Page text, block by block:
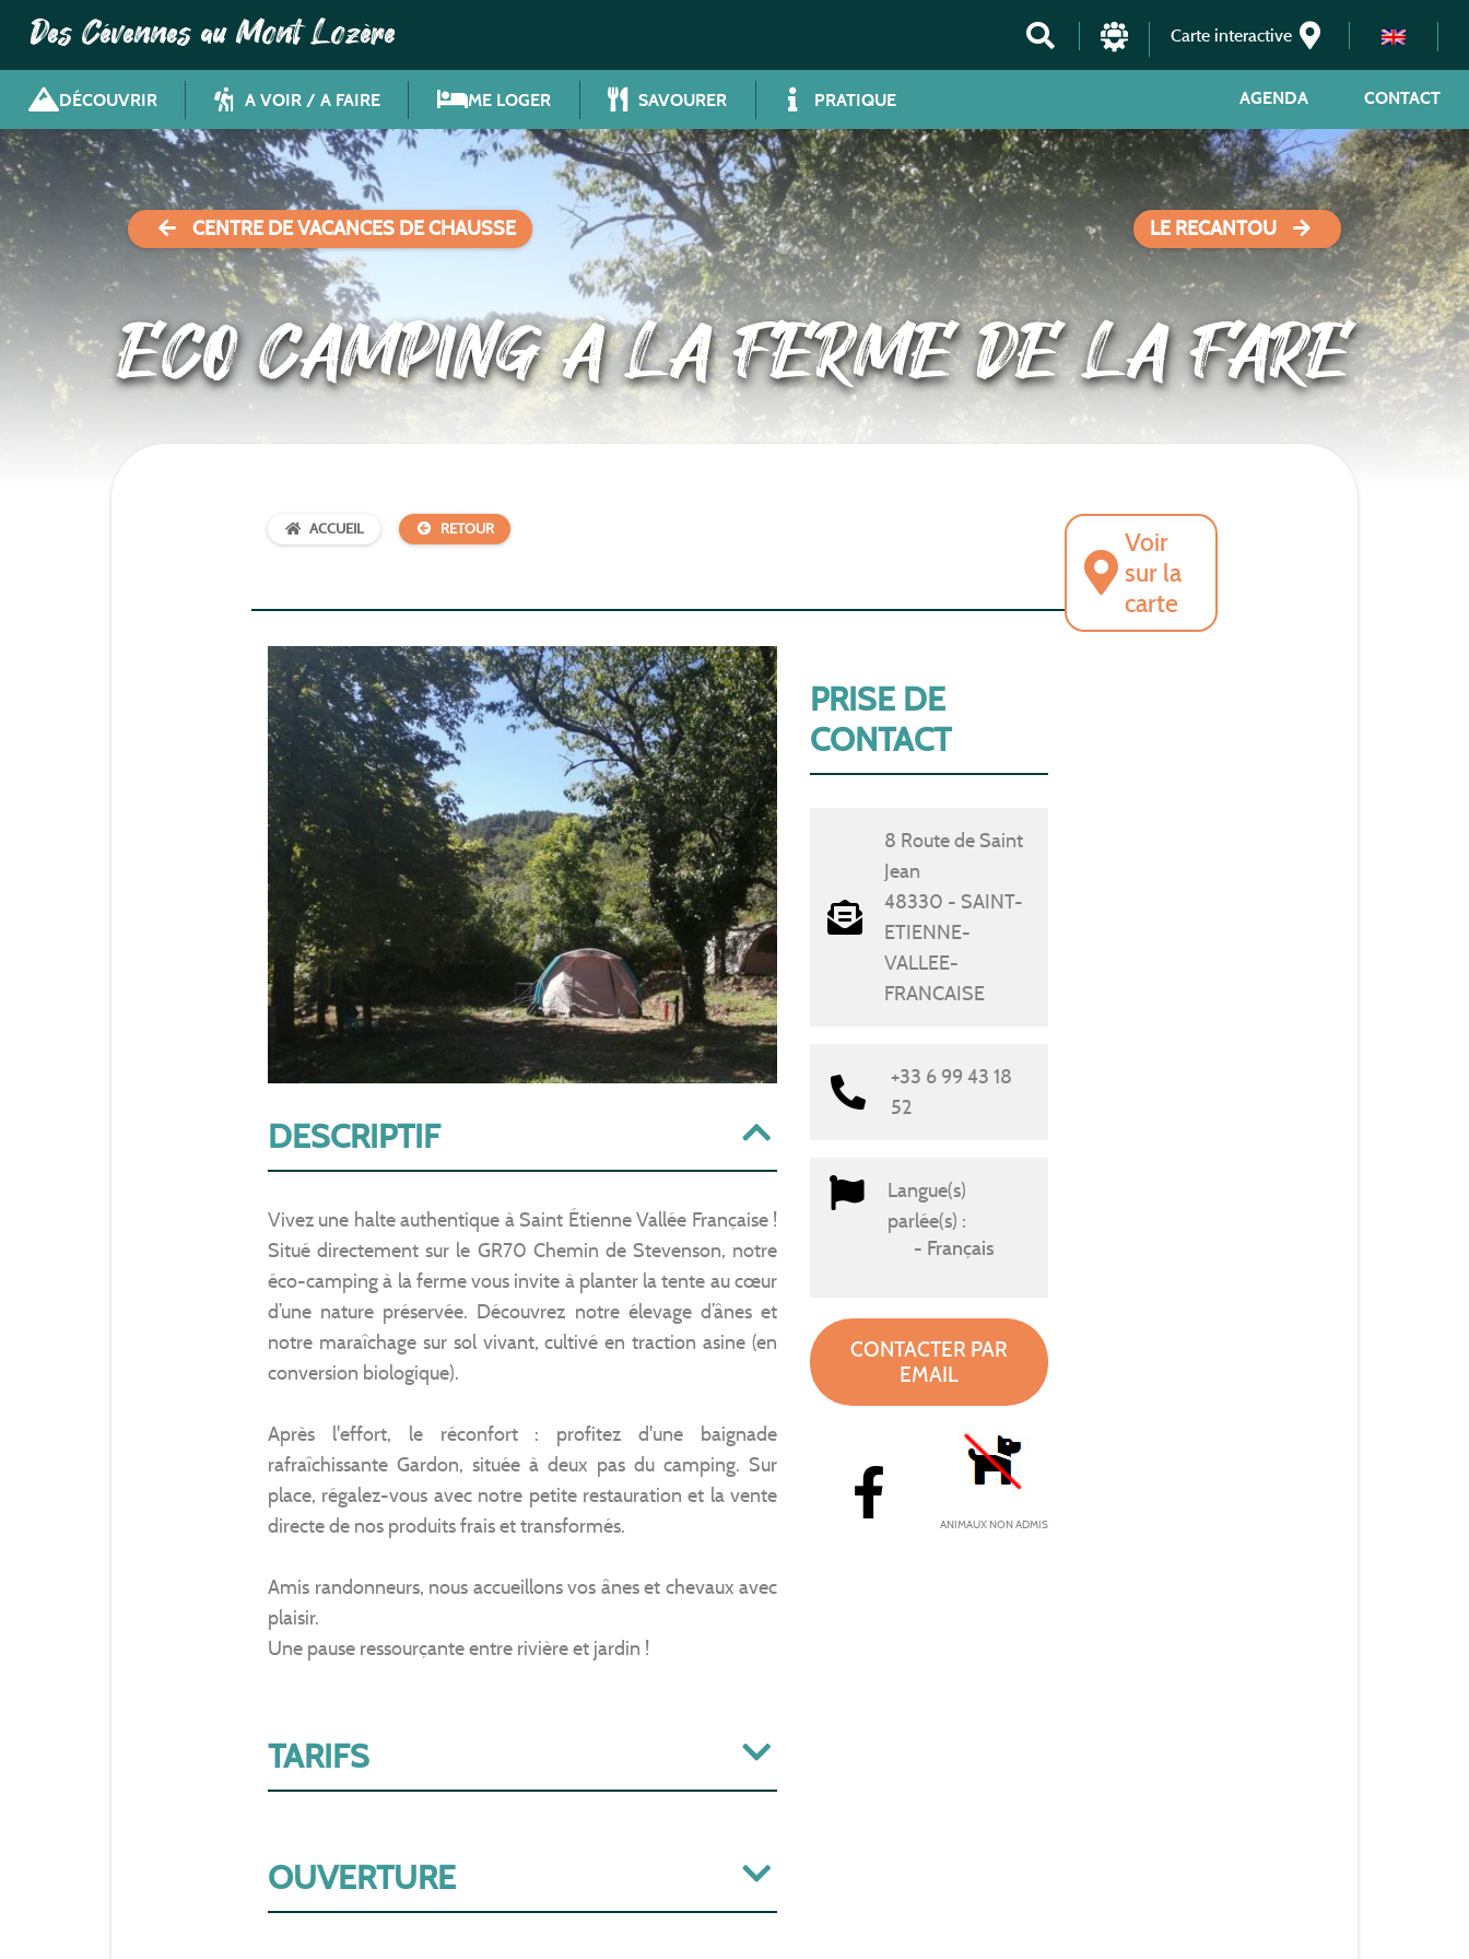
Des Cévennes au Mont Lozère Carte interactive
DÉCOUVRIR A VOIR / A FAIRE ME LOGER SAVOURER PRATIQUE CONTACT
AGENDA
CENTRE DE VACANCES DE CHAUSSE LE RECANTOU
ECO CAMPING À LA FERME DE LA FARE
Voir
sur la
carte
ACCUEIL RETOUR
DESCRIPTIF
Vivez une halte authentique à Saint Étienne Vallée Française !
Situé directement sur le GR70 Chemin de Stevenson, notre
éco-camping à la ferme vous invite à planter la tente au cœur
d’une nature préservée. Découvrez notre élevage d’ânes et
notre maraîchage sur sol vivant, cultivé en traction asine (en
conversion biologique).
Après l'effort, le réconfort : profitez d'une baignade
rafraîchissante Gardon, située à deux pas du camping. Sur
place, régalez-vous avec notre petite restauration et la vente
directe de nos produits frais et transformés.
Amis randonneurs, nous accueillons vos ânes et chevaux avec
plaisir.
Une pause ressourçante entre rivière et jardin !
TARIFS
OUVERTURE
PRISE DE
CONTACT
8 Route de Saint
Jean
48330 - SAINT-
ETIENNE-
VALLEE-
FRANCAISE
+33 6 99 43 18
52
Langue(s)
parlée(s) :
Français
CONTACTER PAR
EMAIL
ANIMAUX NON ADMIS